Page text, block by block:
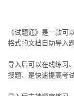
《试题通》是一款可
格式的文档自助导入
导入后可以在线练习
搜题、是快速提高考